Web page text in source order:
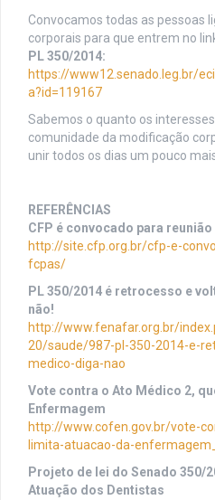
Convocamos todas as pessoas
corporais para que entrem no
PL 350/2014:
https://www12.senado.leg.br/
a?id=119167
Sabemos o quanto os
comunidade da modificação
unir todos os dias um pouco
REFERÊNCIAS
CFP é convocado para reunião
http://site.cfp.org.br/cfp-e-
fcpas/
PL 350/2014 é retrocesso e
não!
http://www.fenafar.org.br/
20/saude/987-pl-350-2014-e-
medico-diga-nao
Vote contra o Ato Médico 2,
Enfermagem
http://www.cofen.gov.br/vote-
limita-atuacao-da-
Projeto de lei do Senado 350/
Atuação dos Dentistas